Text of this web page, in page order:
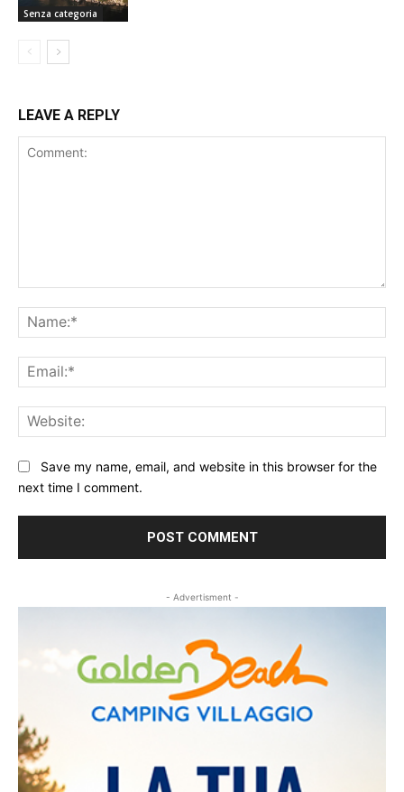
Senza categoria
LEAVE A REPLY
Save my name, email, and website in this browser for the
next time I comment.
- Advertisment -